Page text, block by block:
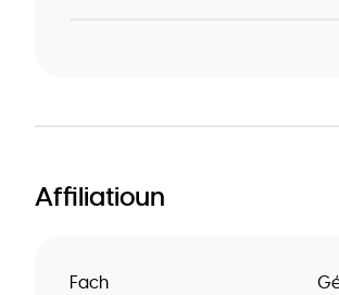
Affiliatioun
Fach